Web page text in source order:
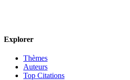
Explorer
Thèmes
Auteurs
Top Citations